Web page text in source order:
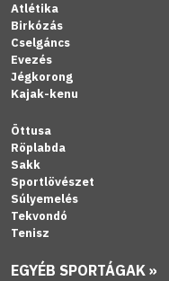
Atlétika
Birkózás
Cselgáncs
Evezés
Jégkorong
Kajak-kenu
Öttusa
Röplabda
Sakk
Sportlövészet
Súlyemelés
Tekvondó
Tenisz
EGYÉB SPORTÁGAK »